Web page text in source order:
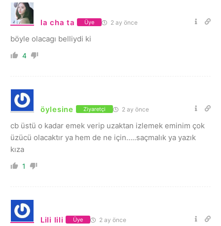
la cha ta Üye 2 ay önce
böyle olacagı belliydi ki
4
öylesine Ziyaretçi 2 ay önce
cb üstü o kadar emek verip uzaktan izlemek eminim çok
üzücü olacaktır ya hem de ne için…..saçmalık ya yazık
kıza
1
Lili lili Üye 2 ay önce